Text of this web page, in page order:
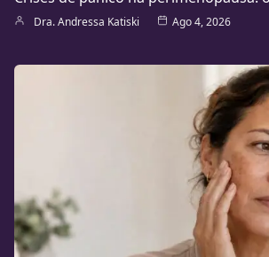
Dra. Andressa Katiski Ago 4, 2026